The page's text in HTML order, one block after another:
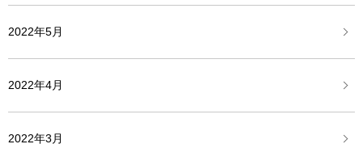
2022年5月
2022年4月
2022年3月